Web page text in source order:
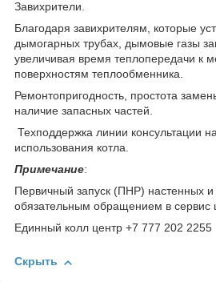
Завихрители.
Благодаря завихрителям, которые
дымогарных трубах, дымовые газы
увеличивая время теплопередачи к
поверхностям теплообменника.
Ремонтопригодность, простота
наличие запасных частей.
Техподдержка линии консультации
использования котла.
Примечание:
Первичный запуск (ПНР) настенных и
обязательным обращением в сервис
Единный колл центр +7 777 202 2255
Скрыть